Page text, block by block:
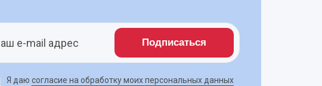
Подписаться
Я даю согласие на обработку моих персональных данных